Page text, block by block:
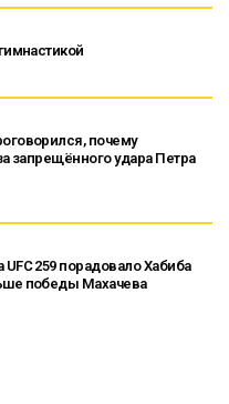
почему
запрещённого удара Петра
259 порадовало Хабиба
победы Махачева